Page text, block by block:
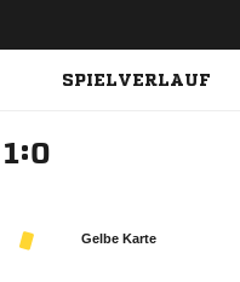
SPIELVERLAUF
:
Gelbe Karte